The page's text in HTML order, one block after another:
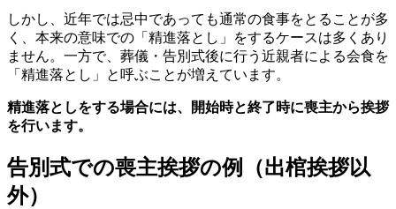
しかし、近年では忌中であっても通常の食事をとることが多
く、本来の意味での「精進落とし」をするケースは多くあり
ません。一方で、葬儀・告別式後に行う近親者による会食を
「精進落とし」と呼ぶことが増えています。
精進落としをする場合には、開始時と終了時に喪主から挨拶
を行います。
告別式での喪主挨拶の例（出棺挨拶以
外）